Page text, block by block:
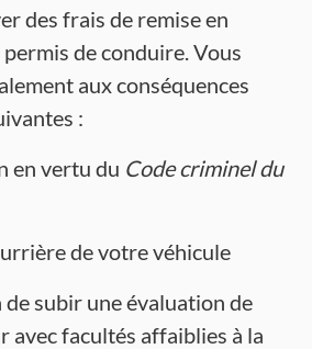
des frais de remise en
de conduire. Vous
aux conséquences
:
en vertu du Codecrimineldu
de votre véhicule
subir une évaluation de
avec facultés affaiblies à la